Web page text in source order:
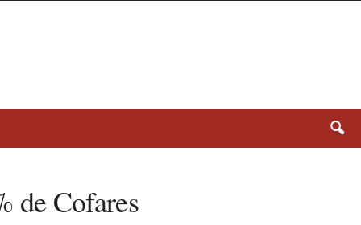
de Cofares